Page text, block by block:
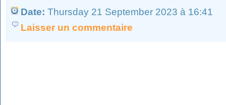
Date: Thursday 21 September 2023 à 16:41
Laisser un commentaire